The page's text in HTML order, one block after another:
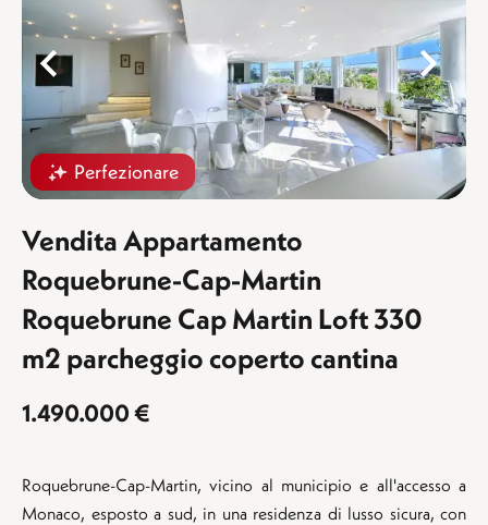
Perfezionare
Vendita Appartamento
Roquebrune-Cap-Martin
Roquebrune Cap Martin Loft 330
m2 parcheggio coperto cantina
1.490.000 €
Roquebrune-Cap-Martin, vicino al municipio e all'accesso a
Monaco, esposto a sud, in una residenza di lusso sicura, con